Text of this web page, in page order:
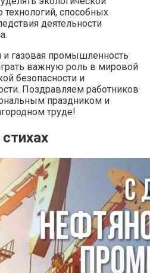
технологий, способных
деятельности
и газовая промышленность
важную роль в мировой
безопасности и
Поздравляем работников
праздником и
труде!